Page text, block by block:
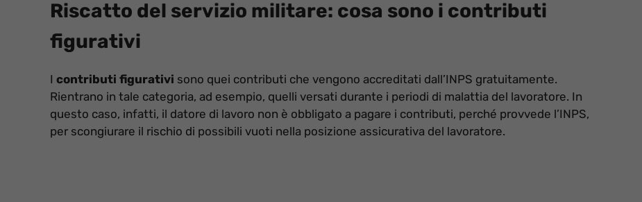
Riscatto del servizio militare: cosa sono i contributi
figurativi
I contributi figurativi sono quei contributi che vengono accreditati dall’INPS gratuitamente.
Rientrano in tale categoria, ad esempio, quelli versati durante i periodi di malattia del lavoratore. In
questo caso, infatti, il datore di lavoro non è obbligato a pagare i contributi, perché provvede l’INPS,
per scongiurare il rischio di possibili vuoti nella posizione assicurativa del lavoratore.